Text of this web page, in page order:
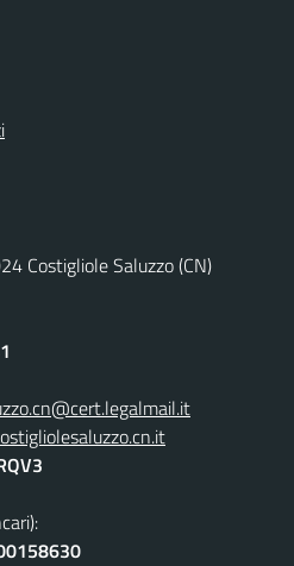
Costigliole Saluzzo (CN)